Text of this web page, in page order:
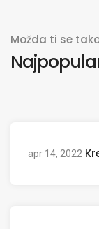
Možda ti se
apr 14, 2022